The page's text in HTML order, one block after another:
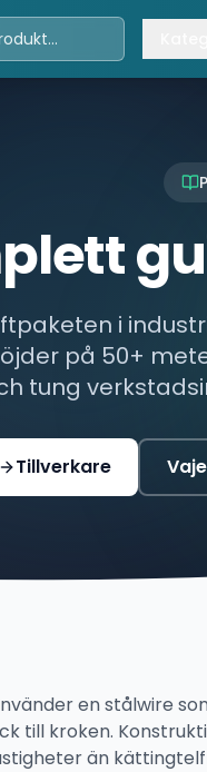
i
på 50+
tung
Tillverkare
en stålwire
till kroken.
än